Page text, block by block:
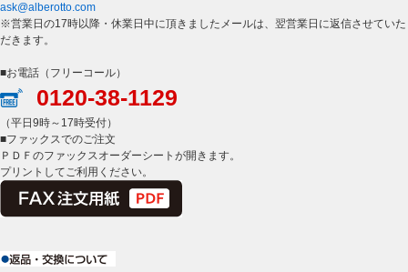
ask@alberotto.com
※営業日の17時以降・休業日中に頂きましたメールは、翌営業日に返信させていた
だきます。
■お電話（フリーコール）
0120-38-1129
（平日9時～17時受付）
■ファックスでのご注文
ＰＤＦのファックスオーダーシートが開きます。
プリントしてご利用ください。